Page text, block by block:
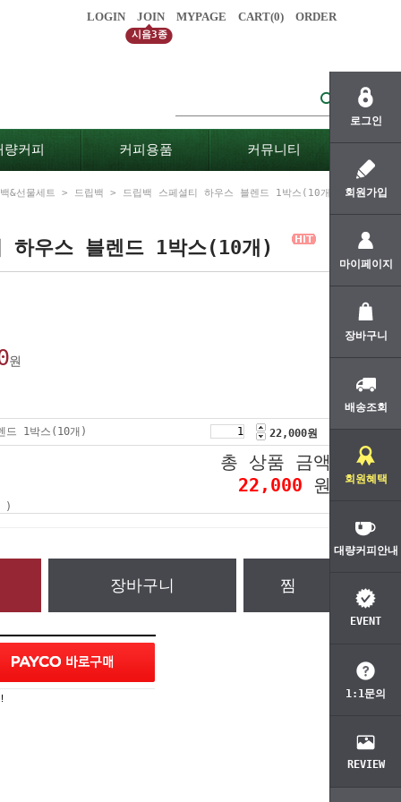
로그인
회원가입
마이페이지
장바구니
배송조회
회원혜택
대량커피안내
EVENT
1:1문의
REVIEW
LOGIN JOIN
시음3종
MYPAGE CART(0) ORDER
량커피 커피용품 커뮤니티
&선물세트 > 드립백 > 드립백 스페셜티 하우스 블렌드 1박스(10개)
하우스 블렌드 1박스(10개)
원
드 1박스(10개) 22,000원
총 상품 금액
22,000 원
)
장바구니 찜